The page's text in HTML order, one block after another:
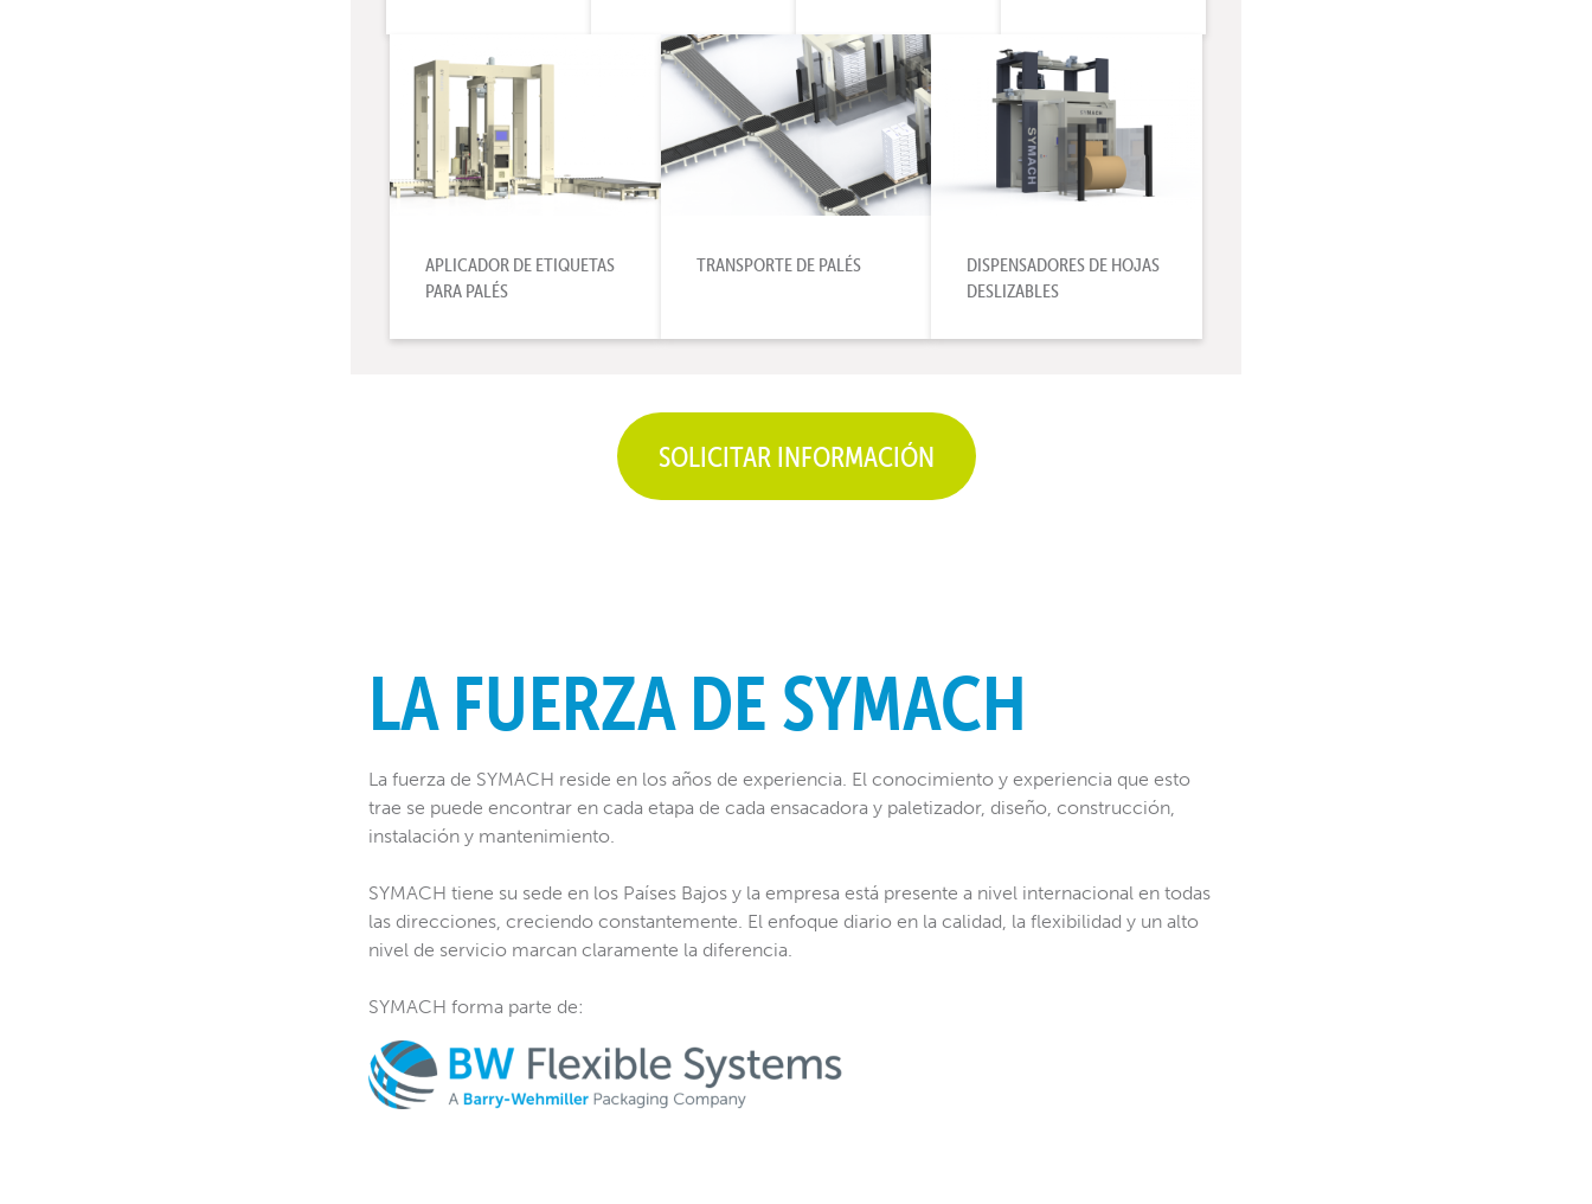
APLICADOR DE ETIQUETAS
PARA PALÉS
TRANSPORTE DE PALÉS
DISPENSADORES DE HOJAS
DESLIZABLES
SOLICITAR INFORMACIÓN
LA FUERZA DE SYMACH
La fuerza de SYMACH reside en los años de experiencia. El conocimiento y experiencia que esto
trae se puede encontrar en cada etapa de cada ensacadora y paletizador, diseño, construcción,
instalación y mantenimiento.
SYMACH tiene su sede en los Países Bajos y la empresa está presente a nivel internacional en todas
las direcciones, creciendo constantemente. El enfoque diario en la calidad, la flexibilidad y un alto
nivel de servicio marcan claramente la diferencia.
SYMACH forma parte de: